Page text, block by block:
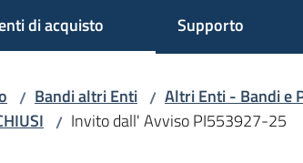
di acquisto Supporto
/ Bandi altri Enti / Altri Enti - Bandi e
/ Invito dall' Avviso PI553927-25